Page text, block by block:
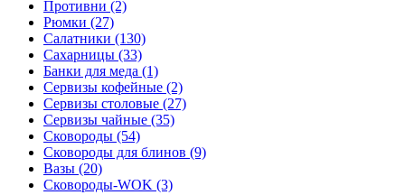
Противни (2)
Рюмки (27)
Салатники (130)
Сахарницы (33)
Банки для меда (1)
Сервизы кофейные (2)
Сервизы столовые (27)
Сервизы чайные (35)
Сковороды (54)
Сковороды для блинов (9)
Вазы (20)
Сковороды-WOK (3)